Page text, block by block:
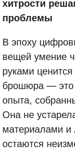
проблемы
В эпоху
вещей умение
руками
брошюра — это
опыта,
Она не
материалами и
остаются